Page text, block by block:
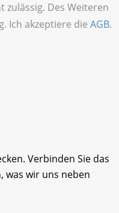
Des Weiteren
Ich akzeptiere die AGB.
Verbinden Sie das
was wir uns neben